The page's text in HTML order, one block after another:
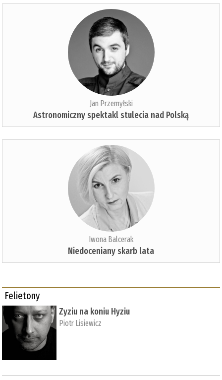
Jan Przemyłski
Astronomiczny spektakl stulecia nad Polską
Iwona Balcerak
Niedoceniany skarb lata
Felietony
Zyziu na koniu Hyziu
Piotr Lisiewicz